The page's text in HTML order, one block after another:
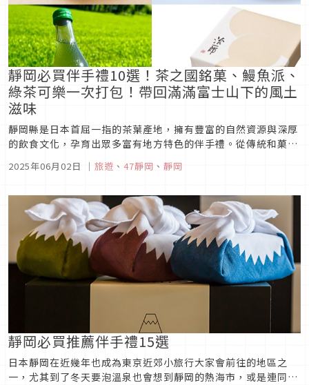
靜岡必買伴手禮10選！茶之國銘菓、鰻魚派、
綠茶可樂一次打包！帶回滿滿富士山下的風土
滋味
靜岡縣是日本首屈一指的茶葉產地，擁有豐富的自然資源與深厚
的飲食文化，孕育出眾多富有地方特色的伴手禮。從傳統和菓子
作的話題商品，皆展現靜岡獨有的風土魅力與職人精神。 本篇精
派」、融合茶香的...
2025年06月02日 ｜ 旅遊 、 47靜岡 、 靜岡
靜岡必買推薦伴手禮15選
日本靜岡在近幾年也成為東京近郊小旅行大家會前往的地區之
一，尤其到了冬天要泡溫泉也會想到靜岡的熱海市，或是連同伊